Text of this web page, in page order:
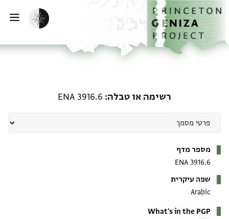
לתוכןהבית
הפעלת מצב כהה
רשימה או טבלה ENA 3916.6
מספר מדף
ENA 3916.6
שפה עיקרית
Arabic
What's in the PGP